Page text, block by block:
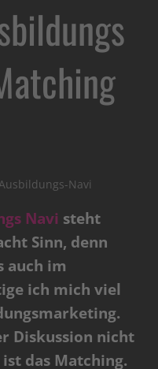
Navi
Navi steht
Sinn, denn
auch im
ich mich viel
Diskussion nicht
das Matching.